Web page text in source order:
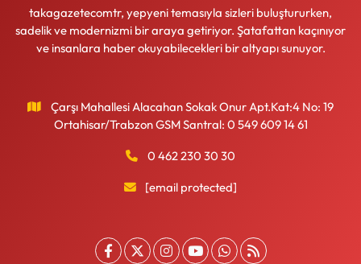
takagazetecomtr, yepyeni temasıyla sizleri buluştururken,
sadelik ve modernizmi bir araya getiriyor. Şatafattan kaçınıyor
ve insanlara haber okuyabilecekleri bir altyapı sunuyor.
Çarşı Mahallesi Alacahan Sokak Onur Apt.Kat:4 No: 19
Ortahisar/Trabzon GSM Santral: 0 549 609 14 61
0 462 230 30 30
[email protected]